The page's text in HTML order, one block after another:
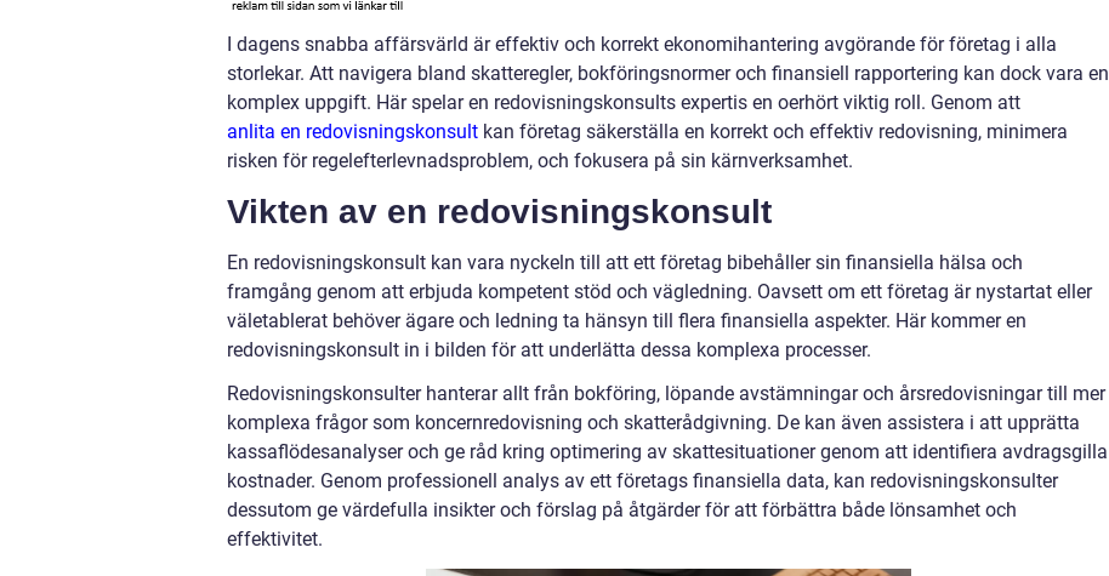
I dagens snabba affärsvärld är effektiv och korrekt ekonomihantering avgörande för företag i alla
storlekar. Att navigera bland skatteregler, bokföringsnormer och finansiell rapportering kan dock vara en
komplex uppgift. Här spelar en redovisningskonsults expertis en oerhört viktig roll. Genom att
anlita en redovisningskonsult kan företag säkerställa en korrekt och effektiv redovisning, minimera
risken för regelefterlevnadsproblem, och fokusera på sin kärnverksamhet.
Vikten av en redovisningskonsult
En redovisningskonsult kan vara nyckeln till att ett företag bibehåller sin finansiella hälsa och
framgång genom att erbjuda kompetent stöd och vägledning. Oavsett om ett företag är nystartat eller
väletablerat behöver ägare och ledning ta hänsyn till flera finansiella aspekter. Här kommer en
redovisningskonsult in i bilden för att underlätta dessa komplexa processer.
Redovisningskonsulter hanterar allt från bokföring, löpande avstämningar och årsredovisningar till mer
komplexa frågor som koncernredovisning och skatterådgivning. De kan även assistera i att upprätta
kassaflödesanalyser och ge råd kring optimering av skattesituationer genom att identifiera avdragsgilla
kostnader. Genom professionell analys av ett företags finansiella data, kan redovisningskonsulter
dessutom ge värdefulla insikter och förslag på åtgärder för att förbättra både lönsamhet och
effektivitet.